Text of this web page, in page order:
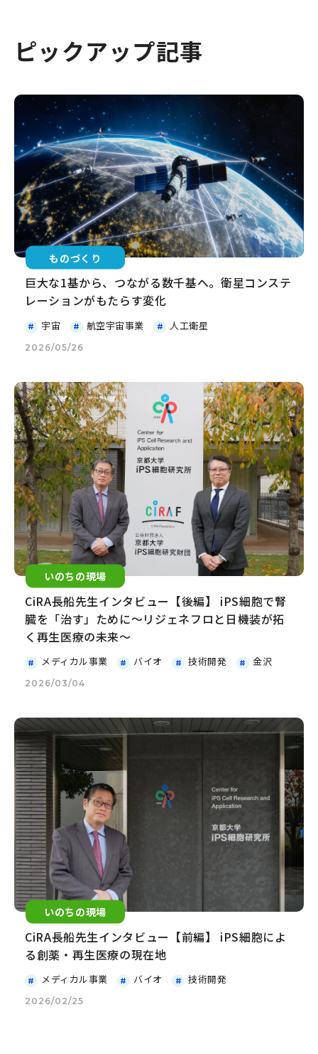
ピックアップ記事
ものづくり
巨大な1基から、つながる数千基へ。衛星コンステ
レーションがもたらす変化
宇宙 航空宇宙事業 人工衛星
2026/05/26
いのちの現場
CiRA長船先生インタビュー【後編】 iPS細胞で腎
臓を「治す」ために～リジェネフロと日機装が拓
く再生医療の未来～
メディカル事業 バイオ 技術開発 金沢
2026/03/04
いのちの現場
CiRA長船先生インタビュー【前編】 iPS細胞によ
る創薬・再生医療の現在地
メディカル事業 バイオ 技術開発
2026/02/25